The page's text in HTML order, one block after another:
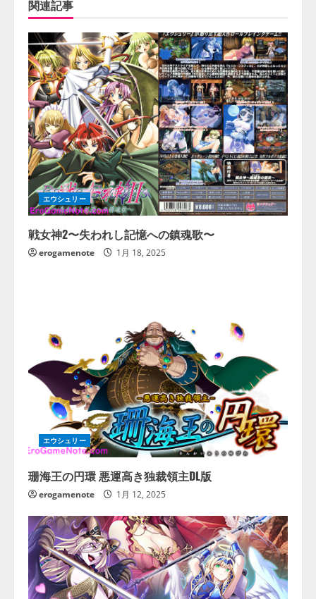
関連記事
エウシュリー
戦女神2〜失われし記憶への鎮魂歌〜
erogamenote 1月 18, 2025
エウシュリー
珊海王の円環 悪運高き独裁領主DL版
erogamenote 1月 12, 2025